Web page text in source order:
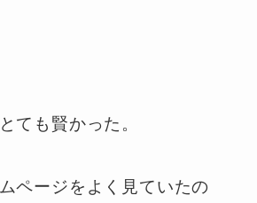
ても賢かった。
ページをよく見ていたの